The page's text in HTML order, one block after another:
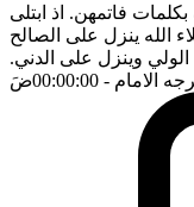
فاتمهن. اذ ابتلى
الله ينزل على الصالح
وينزل على الدني.
الامام - 00:00:00 ضَ